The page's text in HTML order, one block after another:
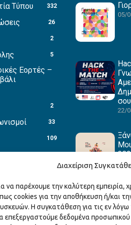
Διαχείριση
να παρέχουμε την καλύτερη εμπειρία,
cookies για την αποθήκευση ή/και
Η συγκατάθεση για τις εν λόγω
επεξεργαστούμε δεδομένα
Τύπου 332
26
2
5
Εορτές –
2
33
109
1
1
05/
22/
15/